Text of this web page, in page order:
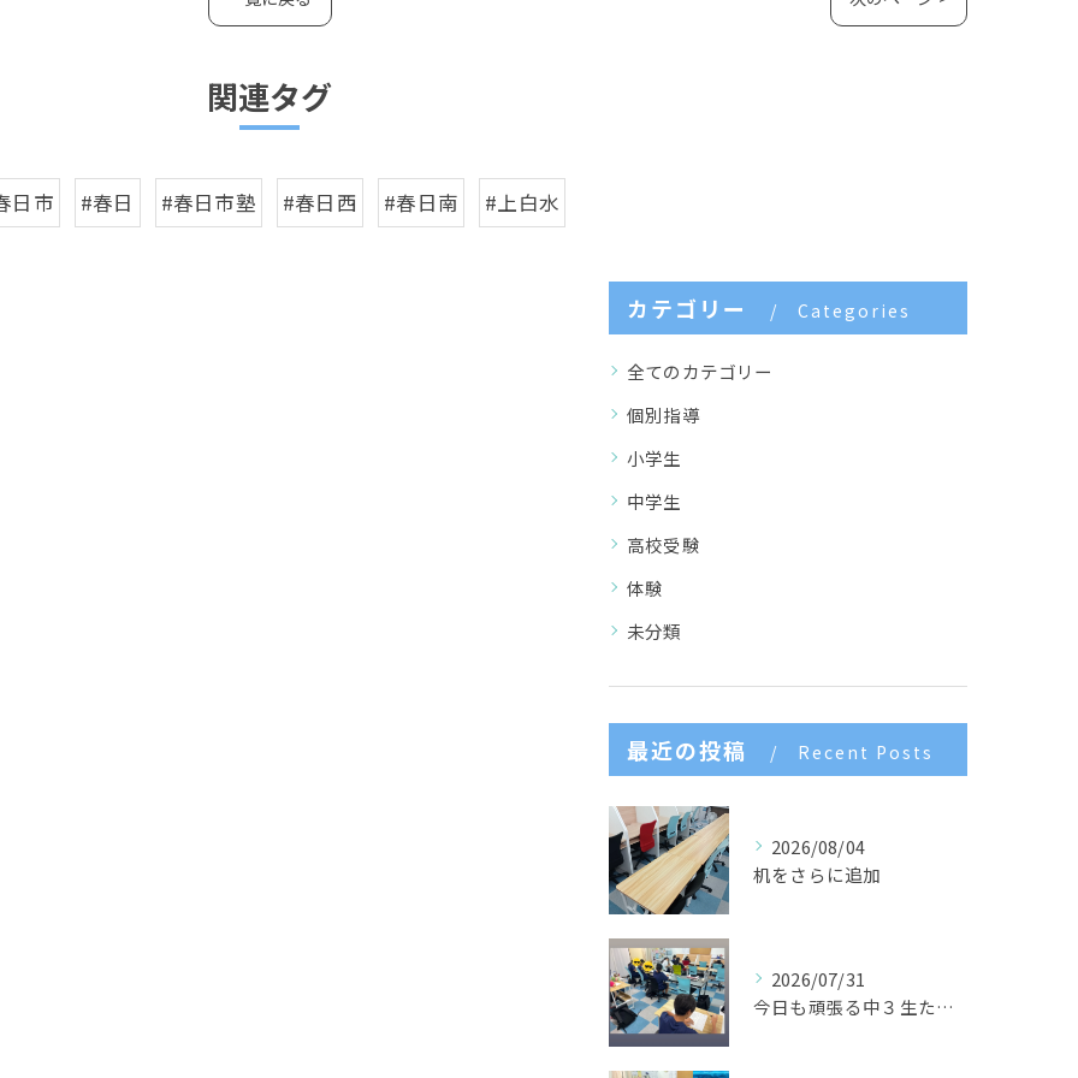
関連タグ
日市 #春日 #春日市塾 #春日西 #春日南 #上白水
カテゴリー Categories
全てのカテゴリー
個別指導
小学生
中学生
高校受験
体験
未分類
最近の投稿 Recent Posts
2026/08/04
机をさらに追加
2026/07/31
今日も頑張る中３生たち🌈